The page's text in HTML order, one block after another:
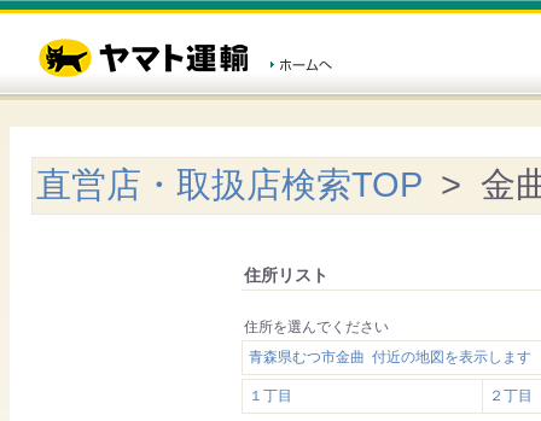
直営店・取扱店検索TOP > 金
住所リスト
住所を選んでください
青森県むつ市金曲 付近の地図を表示します
１丁目 ２丁目